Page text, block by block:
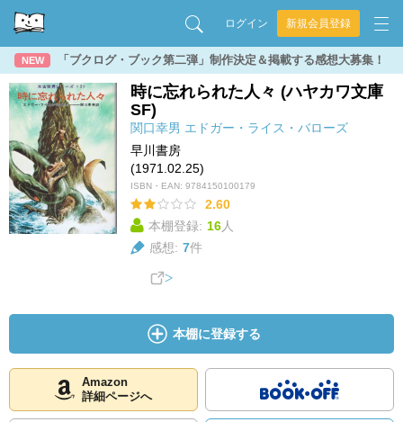
ログイン 新規会員登録
NEW 「ブクログ・ブック第二弾」制作決定＆掲載する感想大募集！
時に忘れられた人々 (ハヤカワ文庫
SF)
関口幸男 エドガー・ライス・バローズ
早川書房
(1971.02.25)
ISBN・EAN: 9784150100179
2.60
本棚登録: 16人
感想: 7件
本棚に登録する
Amazon
詳細ページへ